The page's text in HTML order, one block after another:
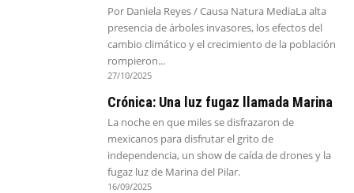
Por Daniela Reyes / Causa Natura MediaLa alta
presencia de árboles invasores, los efectos del
cambio climático y el crecimiento de la población
rompieron...
27/10/2025
Crónica: Una luz fugaz llamada Marina
La noche en que miles se disfrazaron de
mexicanos para disfrutar el grito de
independencia, un show de caída de drones y la
fugaz luz de Marina del Pilar.
16/09/2025